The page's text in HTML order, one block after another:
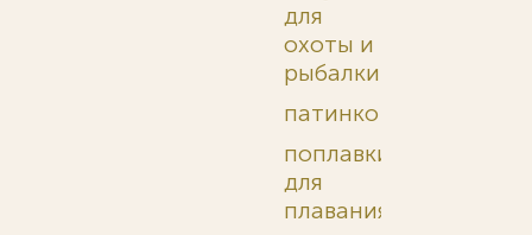
для
охоты и
рыбалки
патинко
поплавки
для
плавания